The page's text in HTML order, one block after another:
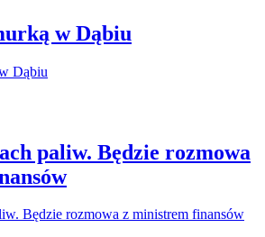
w Dąbiu
paliw. Będzie rozmowa